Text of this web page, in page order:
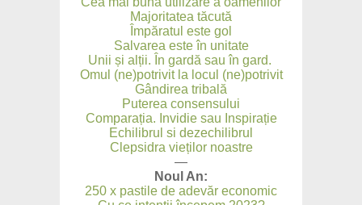
Majoritatea tăcută
Împăratul este gol
Salvarea este în unitate
Unii și alții. În gardă sau în gard.
Omul (ne)potrivit la locul (ne)potrivit
Gândirea tribală
Puterea consensului
Comparația. Invidie sau Inspirație
Echilibrul si dezechilibrul
Clepsidra vieților noastre
—
Noul An:
250 x pastile de adevăr economic